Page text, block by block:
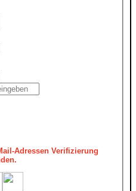
Adressen Verifizierung